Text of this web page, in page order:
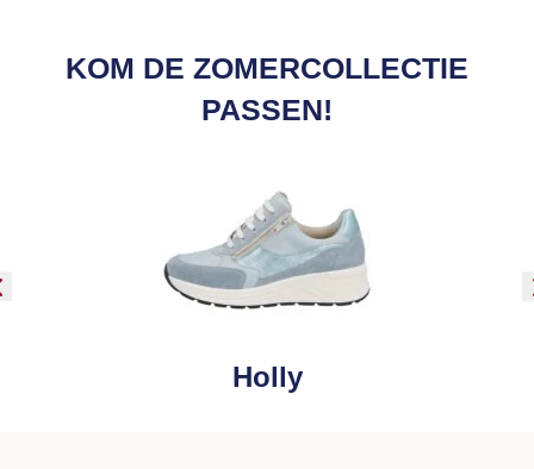
KOM DE ZOMERCOLLECTIE
PASSEN!
Holly